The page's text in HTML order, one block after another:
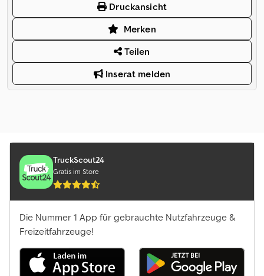
Druckansicht
Merken
Teilen
Inserat melden
TruckScout24
Gratis im Store
Die Nummer 1 App für gebrauchte Nutzfahrzeuge &
Freizeitfahrzeuge!